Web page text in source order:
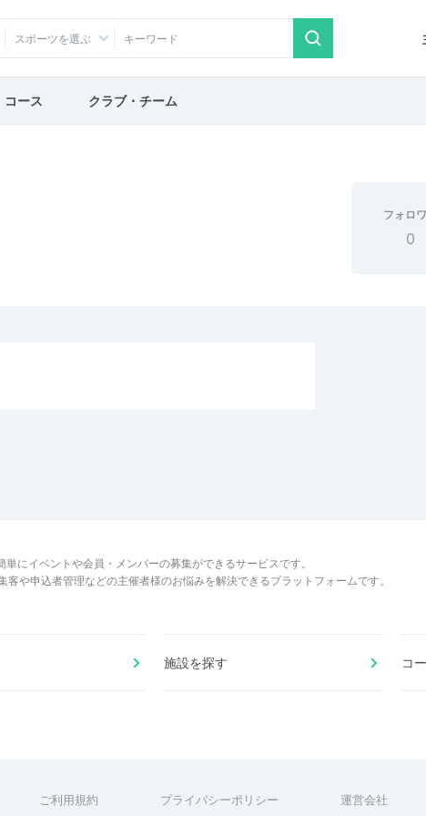
スポーツを選ぶ
コース クラブ・チーム
フォロ
0
単にイベントや会員・メンバーの募集ができるサービスです。
客や申込者管理などの主催者様のお悩みを解決できるプラットフォームです。
施設を探す コ
ご利用規約 プライバシーポリシー 運営会社